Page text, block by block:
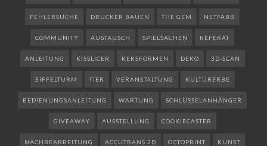
FEHLERSUCHE DRUCKER BAUEN THE GEM NETFABB
COMMUNITY AUSTAUSCH SPIELSACHEN REFERAT
ANLEITUNG KISSLICER KEKSFORMEN DEKO 3D-SCAN
EIFFELTURM TIER VERANSTALTUNG KULTURERBE
BEDIENUNGSANLEITUNG WARTUNG SCHLÜSSELANHÄNGER
GIVEAWAY AUSSTELLUNG COOKIECASTER
NACHBEARBEITUNG ACCUTRANS 3D OCTOPRINT KUNST